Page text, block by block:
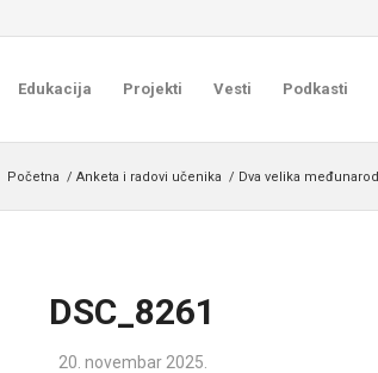
Edukacija Projekti Vesti Podkasti
Početna / Anketa i radovi učenika / Dva velika
DSC_8261
20. novembar 2025.